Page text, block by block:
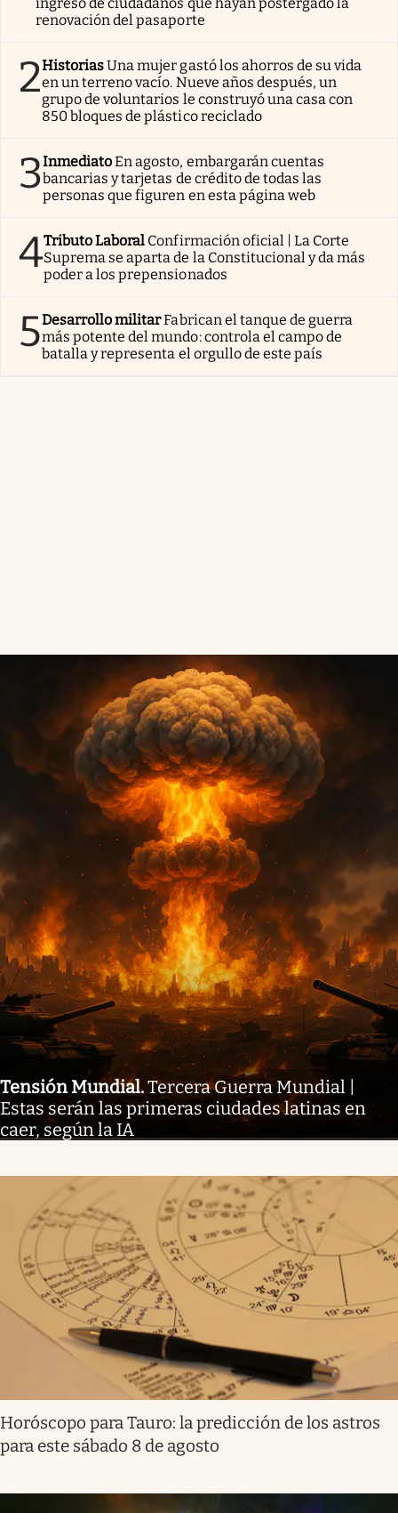
renovación del pasaporte
2HistoriasUna mujer gastó los ahorros de su vida
en un terreno vacío. Nueve años después, un
grupo de voluntarios le construyó una casa con
850 bloques de plástico reciclado
3InmediatoEn agosto, embargarán cuentas
bancarias y tarjetas de crédito de todas las
personas que figuren en esta página web
4Tributo Laboral Confirmación oficial | La Corte
Suprema se aparta de la Constitucional y da más
poder a los prepensionados
5Desarrollo militarFabrican el tanque de guerra
más potente del mundo: controla el campo de
batalla y representa el orgullo de este país
Tensión Mundial.Tercera Guerra Mundial |
Estas serán las primeras ciudades latinas en
caer, según la IA
Horóscopo para Tauro: la predicción de los astros
para este sábado 8 de agosto